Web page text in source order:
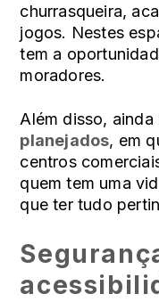
churrasqueira,
jogos. Nestes
tem a
moradores.
Além disso, ainda
planejados, em
centros
quem tem uma
que ter tudo